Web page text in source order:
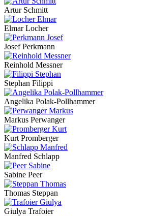
Artur Schmitt
Elmar Locher
Josef Perkmann
Reinhold Messner
Stephan Filippi
Angelika Polak-Pollhammer
Markus Perwanger
Kurt Promberger
Manfred Schlapp
Sabine Peer
Thomas Steppan
Giulya Trafoier